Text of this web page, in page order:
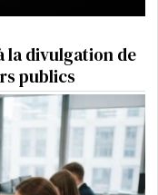
la divulgation de
publics